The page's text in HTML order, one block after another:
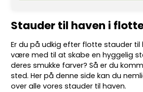
Stauder til haven i
Er du på udkig efter flottestauder til
være med til at skabe en hyggelig
deres smukke farver? Så er du
sted. Her på denne side kan du
over alle vores stauder til haven.